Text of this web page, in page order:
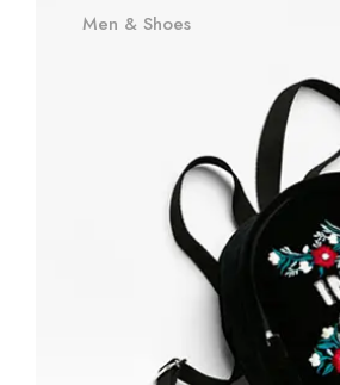
Men & Shoes